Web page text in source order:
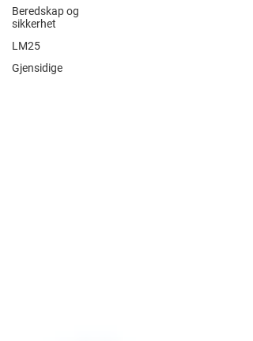
Beredskap og
sikkerhet
LM25
Gjensidige